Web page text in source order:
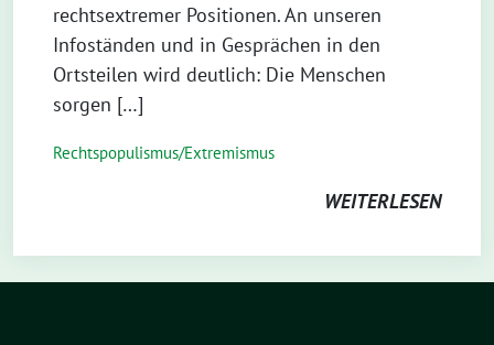
rechtsextremer Positionen. An unseren
Infoständen und in Gesprächen in den
Ortsteilen wird deutlich: Die Menschen
sorgen […]
Rechtspopulismus/Extremismus
WEITERLESEN